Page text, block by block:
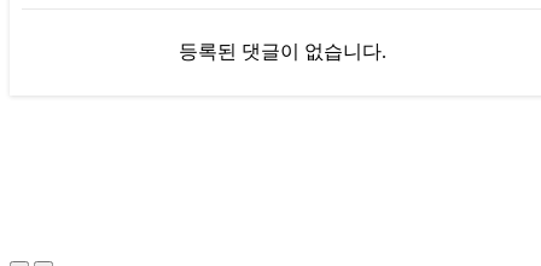
등록된 댓글이 없습니다.